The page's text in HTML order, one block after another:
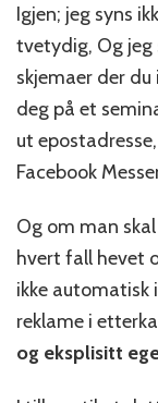
Igjen; jeg syns
tvetydig, Og jeg
skjemaer der
deg på et
ut
Facebook
Og om man
hvert fall hevet
ikke automatisk
reklame i
og eksplisitt